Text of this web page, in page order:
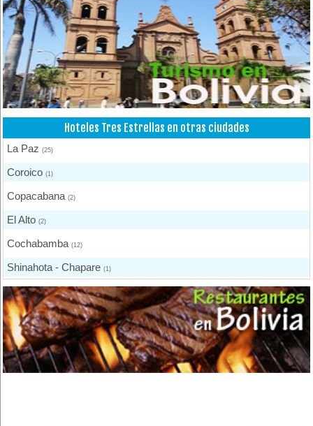
Hoteles Tres Estrellas en otras ciudades
La Paz(25)
Coroico(1)
Copacabana(2)
El Alto(2)
Cochabamba(12)
Shinahota - Chapare(1)
Puerto Quijarro(2)
Santa Cruz de la Sierra (8)
Oruro(3)
Tarija(2)